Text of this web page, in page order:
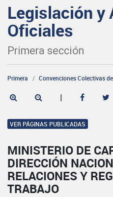
Legislación y
Oficiales
Primera sección
Primera Convenciones Colectivas
|
VER PÁGINAS PUBLICADAS
MINISTERIO DE
DIRECCIÓN
RELACIONES Y
TRABAJO